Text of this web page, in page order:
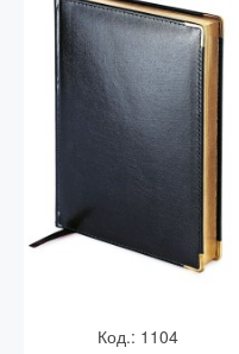
Код.: 1104